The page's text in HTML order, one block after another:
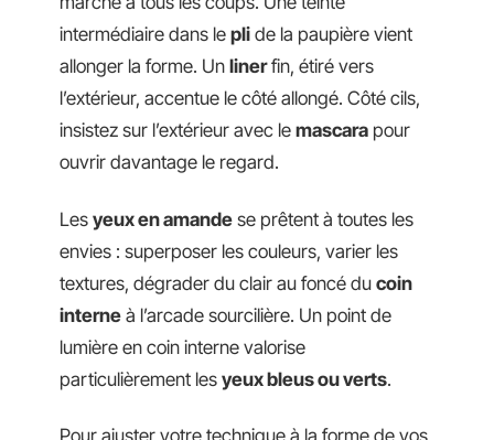
intermédiaire dans le pli de la paupière vient
allonger la forme. Un linerfin, étiré vers
l’extérieur, accentue le côté allongé. Côté cils,
insistez sur l’extérieur avec le mascara pour
ouvrir davantage le regard.
Les yeux en amande se prêtent à toutes les
envies : superposer les couleurs, varier les
textures, dégrader du clair au foncé du coin
interne à l’arcade sourcilière. Un point de
lumière en coin interne valorise
particulièrement les yeux bleus ou verts.